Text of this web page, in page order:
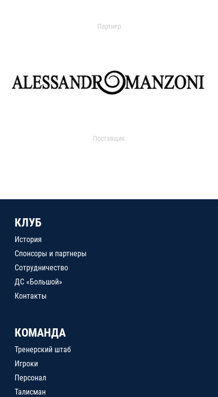
Партнер
Поставщик
КЛУБ
История
Спонсоры и партнеры
Сотрудничество
ДС «Большой»
Контакты
КОМАНДА
Тренерский штаб
Игроки
Персонал
Талисман